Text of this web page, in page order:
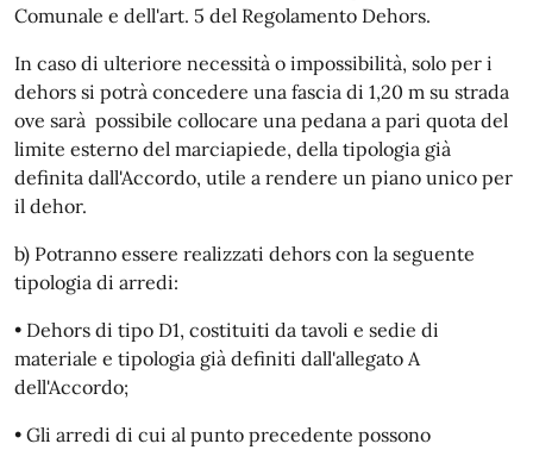
Comunale e dell'art. 5 del Regolamento Dehors.
In caso di ulteriore necessità o impossibilità, solo per i
dehors si potrà concedere una fascia di 1,20 m su strada
ove sarà possibile collocare una pedana a pari quota del
limite esterno del marciapiede, della tipologia già
definita dall'Accordo, utile a rendere un piano unico per
il dehor.
b) Potranno essere realizzati dehors con la seguente
tipologia di arredi:
• Dehors di tipo D1, costituiti da tavoli e sedie di
materiale e tipologia già definiti dall'allegato A
dell'Accordo;
• Gli arredi di cui al punto precedente possono